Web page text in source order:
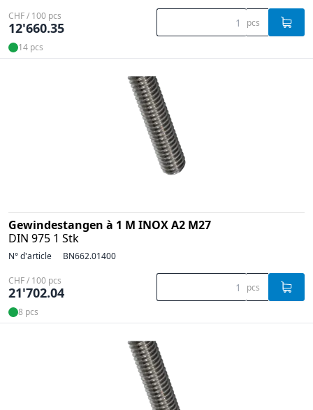
CHF / 100 pcs
12'660.35 pcs
14 pcs
Gewindestangen à 1 M INOX A2 M27
DIN 975 1 Stk
N° d'article BN662.01400
CHF / 100 pcs
21'702.04 pcs
8 pcs